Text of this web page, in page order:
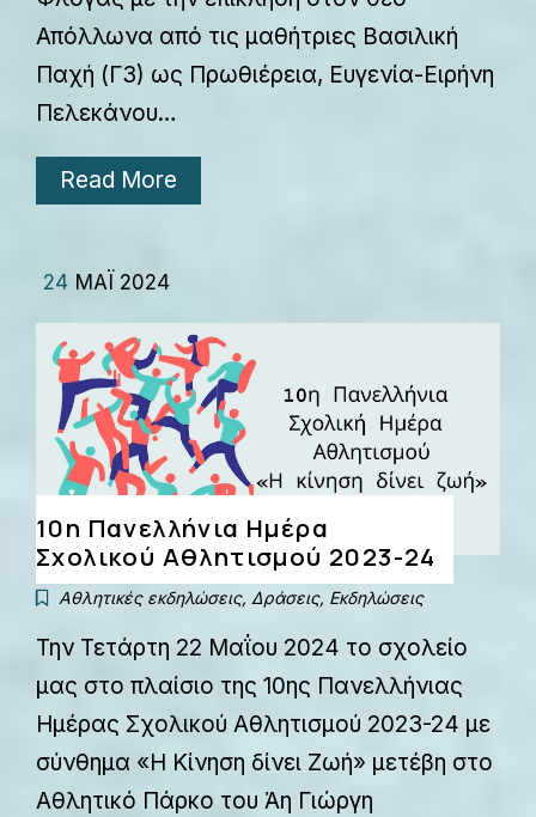
Απόλλωνα από τις μαθήτριες Βασιλική
Παχή (Γ3) ως Πρωθιέρεια, Ευγενία-Ειρήνη
Πελεκάνου…
Read More
24 ΜΆΙ 2024
10η Πανελλήνια Ημέρα
Σχολικού Αθλητισμού 2023-24
Αθλητικές εκδηλώσεις, Δράσεις, Εκδηλώσεις
Την Τετάρτη 22 Μαΐου 2024 το σχολείο
μας στο πλαίσιο της 10ης Πανελλήνιας
Ημέρας Σχολικού Αθλητισμού 2023-24 με
σύνθημα «Η Κίνηση δίνει Ζωή» μετέβη στο
Αθλητικό Πάρκο του Άη Γιώργη